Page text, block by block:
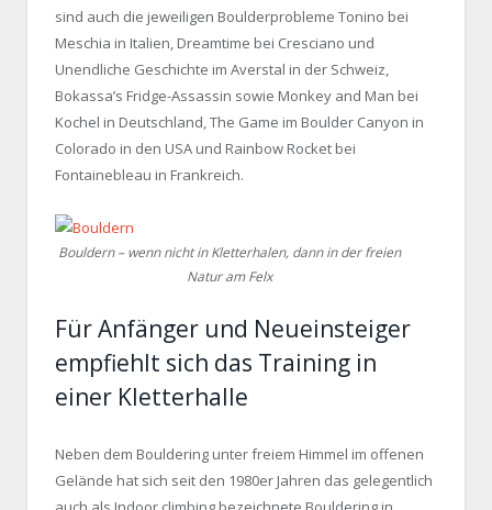
sind auch die jeweiligen Boulderprobleme Tonino bei
Meschia in Italien, Dreamtime bei Cresciano und
Unendliche Geschichte im Averstal in der Schweiz,
Bokassa’s Fridge-Assassin sowie Monkey and Man bei
Kochel in Deutschland, The Game im Boulder Canyon in
Colorado in den USA und Rainbow Rocket bei
Fontainebleau in Frankreich.
Bouldern – wenn nicht in Kletterhalen, dann in der freien
Natur am Felx
Für Anfänger und Neueinsteiger
empfiehlt sich das Training in
einer Kletterhalle
Neben dem Bouldering unter freiem Himmel im offenen
Gelände hat sich seit den 1980er Jahren das gelegentlich